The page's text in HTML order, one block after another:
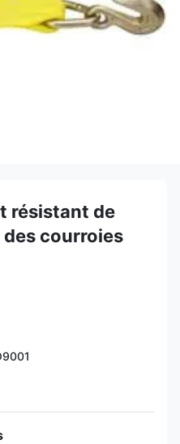
résistant de
courroies